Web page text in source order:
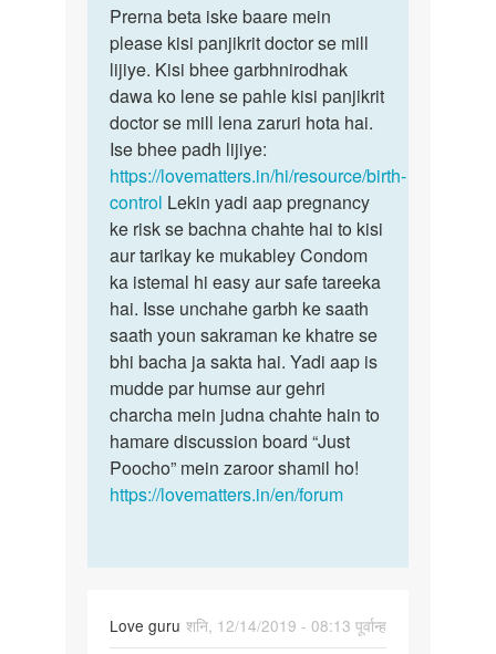
to
Kya
baby
ke
hote
hue
ham…
by
Prerna
Prerna
beta
iske
baare
mein…
Prerna beta iske baare mein
please kisi panjikrit doctor se mill
lijiye. Kisi bhee garbhnirodhak
dawa ko lene se pahle kisi panjikrit
doctor se mill lena zaruri hota hai.
Ise bhee padh lijiye:
https://lovematters.in/hi/resource/birth-
control Lekin yadi aap pregnancy
ke risk se bachna chahte hai to kisi
aur tarikay ke mukabley Condom
ka istemal hi easy aur safe tareeka
hai. Isse unchahe garbh ke saath
saath youn sakraman ke khatre se
bhi bacha ja sakta hai. Yadi aap is
mudde par humse aur gehri
charcha mein judna chahte hain to
hamare discussion board “Just
Poocho” mein zaroor shamil ho!
https://lovematters.in/en/forum
Love guru शनि, 12/14/2019 - 08:13 पूर्वान्ह